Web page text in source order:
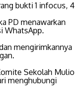
bukti 1 infocus, 4
PD menawarkan
WhatsApp.
mengirimkannya
Sekolah Mulio
menghubungi